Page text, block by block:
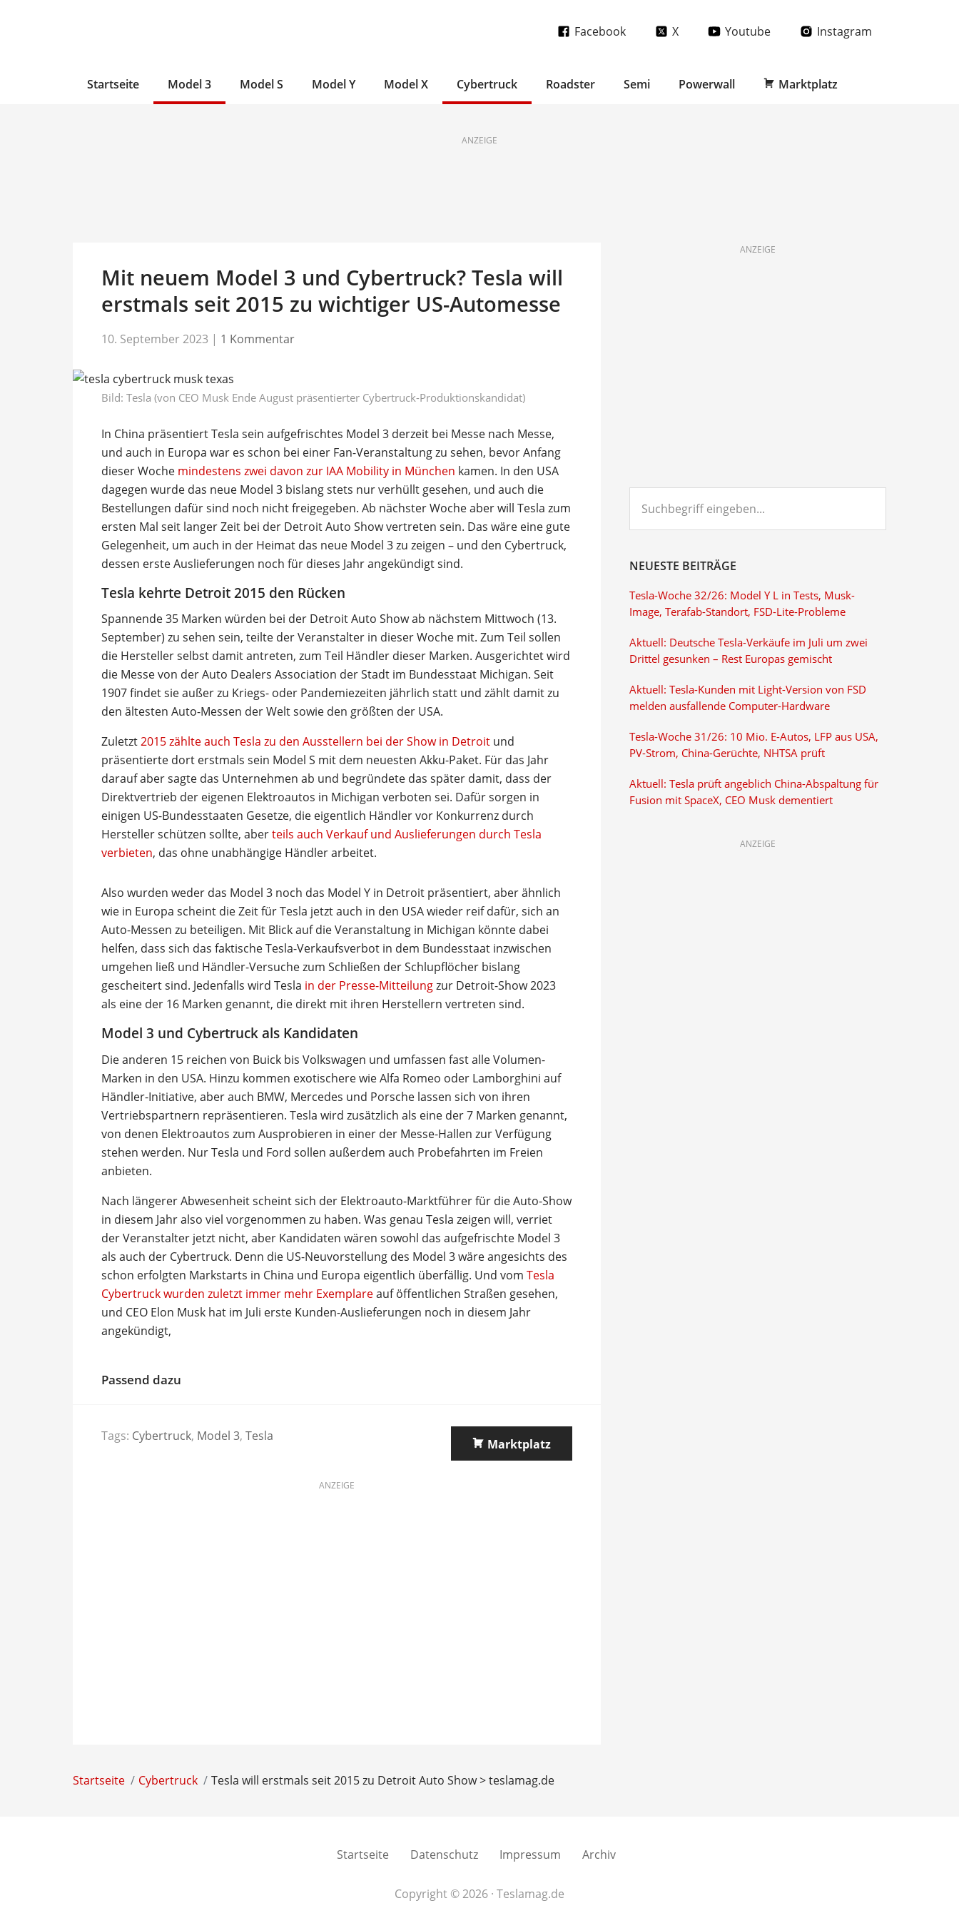
Facebook X Youtube Instagram
Startseite Model 3 Model S Model Y Model X Cybertruck Roadster Semi Powerwall Marktplatz
ANZEIGE
Mit neuem Model 3 und Cybertruck? Tesla will
erstmals seit 2015 zu wichtiger US-Automesse
10. September 2023 | 1 Kommentar
Bild: Tesla (von CEO Musk Ende August präsentierter Cybertruck-Produktionskandidat)
In China präsentiert Tesla sein aufgefrischtes Model 3 derzeit bei Messe nach Messe,
und auch in Europa war es schon bei einer Fan-Veranstaltung zu sehen, bevor Anfang
dieser Woche mindestens zwei davon zur IAA Mobility in München kamen. In den USA
dagegen wurde das neue Model 3 bislang stets nur verhüllt gesehen, und auch die
Bestellungen dafür sind noch nicht freigegeben. Ab nächster Woche aber will Tesla zum
ersten Mal seit langer Zeit bei der Detroit Auto Show vertreten sein. Das wäre eine gute
Gelegenheit, um auch in der Heimat das neue Model 3 zu zeigen – und den Cybertruck,
dessen erste Auslieferungen noch für dieses Jahr angekündigt sind.
Tesla kehrte Detroit 2015 den Rücken
Spannende 35 Marken würden bei der Detroit Auto Show ab nächstem Mittwoch (13.
September) zu sehen sein, teilte der Veranstalter in dieser Woche mit. Zum Teil sollen
die Hersteller selbst damit antreten, zum Teil Händler dieser Marken. Ausgerichtet wird
die Messe von der Auto Dealers Association der Stadt im Bundesstaat Michigan. Seit
1907 findet sie außer zu Kriegs- oder Pandemiezeiten jährlich statt und zählt damit zu
den ältesten Auto-Messen der Welt sowie den größten der USA.
Zuletzt2015 zählte auch Tesla zu den Ausstellern bei der Show in Detroit und
präsentierte dort erstmals sein Model S mit dem neuesten Akku-Paket. Für das Jahr
darauf aber sagte das Unternehmen ab und begründete das später damit, dass der
Direktvertrieb der eigenen Elektroautos in Michigan verboten sei. Dafür sorgen in
einigen US-Bundesstaaten Gesetze, die eigentlich Händler vor Konkurrenz durch
Hersteller schützen sollte, aberteils auch Verkauf und Auslieferungen durch Tesla
verbieten, das ohne unabhängige Händler arbeitet.
Also wurden weder das Model 3 noch das Model Y in Detroit präsentiert, aber ähnlich
wie in Europa scheint die Zeit für Tesla jetzt auch in den USA wieder reif dafür, sich an
Auto-Messen zu beteiligen. Mit Blick auf die Veranstaltung in Michigan könnte dabei
helfen, dass sich das faktische Tesla-Verkaufsverbot in dem Bundesstaat inzwischen
umgehen ließ und Händler-Versuche zum Schließen der Schlupflöcher bislang
gescheitert sind. Jedenfalls wird Tesla in der Presse-Mitteilungzur Detroit-Show 2023
als eine der 16 Marken genannt, die direkt mit ihren Herstellern vertreten sind.
Model 3 und Cybertruck als Kandidaten
Die anderen 15 reichen von Buick bis Volkswagen und umfassen fast alle Volumen-
Marken in den USA. Hinzu kommen exotischere wie Alfa Romeo oder Lamborghini auf
Händler-Initiative, aber auch BMW, Mercedes und Porsche lassen sich von ihren
Vertriebspartnern repräsentieren. Tesla wird zusätzlich als eine der 7 Marken genannt,
von denen Elektroautos zum Ausprobieren in einer der Messe-Hallen zur Verfügung
stehen werden. Nur Tesla und Ford sollen außerdem auch Probefahrten im Freien
anbieten.
Nach längerer Abwesenheit scheint sich der Elektroauto-Marktführer für die Auto-Show
in diesem Jahr also viel vorgenommen zu haben. Was genau Tesla zeigen will, verriet
der Veranstalter jetzt nicht, aber Kandidaten wären sowohl das aufgefrischte Model 3
als auch der Cybertruck. Denn die US-Neuvorstellung des Model 3 wäre angesichts des
schon erfolgten Markstarts in China und Europa eigentlich überfällig. Und vom Tesla
Cybertruck wurden zuletzt immer mehr Exemplareauf öffentlichen Straßen gesehen,
und CEO Elon Musk hat im Juli erste Kunden-Auslieferungen noch in diesem Jahr
angekündigt,
Passend dazu
Tags: Cybertruck, Model 3, Tesla
Marktplatz
ANZEIGE
ANZEIGE
eingeben...
NEUESTE BEITRÄGE
Tesla-Woche 32/26: Model Y L in Tests, Musk-
Image, Terafab-Standort, FSD-Lite-Probleme
Aktuell: Deutsche Tesla-Verkäufe im Juli um zwei
Drittel gesunken – Rest Europas gemischt
Aktuell: Tesla-Kunden mit Light-Version von FSD
melden ausfallende Computer-Hardware
Tesla-Woche 31/26: 10 Mio. E-Autos, LFP aus USA,
PV-Strom, China-Gerüchte, NHTSA prüft
Aktuell: Tesla prüft angeblich China-Abspaltung für
Fusion mit SpaceX, CEO Musk dementiert
ANZEIGE
Startseite Cybertruck Tesla will erstmals seit 2015 zu Detroit Auto Show > teslamag.de
Startseite Datenschutz Impressum Archiv
Copyright © 2026 · Teslamag.de